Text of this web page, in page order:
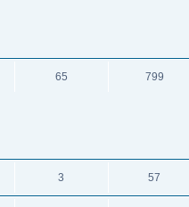
65 799
3 57